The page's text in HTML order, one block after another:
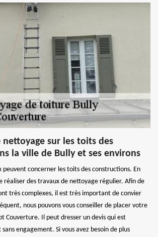
nettoyage sur les toits des
la ville de Bully et ses environs
peuvent concerner les toits des constructions. En
réaliser des travaux de nettoyage régulier. Afin de
très complexes, il est très important de convier
nous pouvons vous conseiller de placer votre
Couverture. Il peut dresser un devis qui est
engagement. Si vous avez besoin de plus